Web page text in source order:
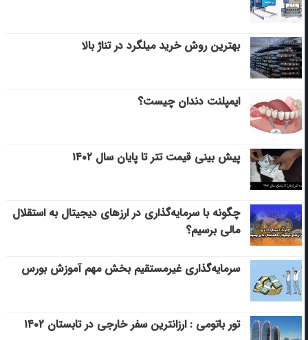
بهترین روش خرید میلگرد در تناژ بالا
ایمپلنت دندان چیست؟
پیش بینی قیمت تتر تا پایان سال ۱۴۰۲
چگونه با سرمایه‌گذاری در ارزهای دیجیتال به استقلال
مالی برسیم؟
سرمایه‌گذاری غیرمستقیم بخش مهم آموزش بورس
تور باتومی : ارزانترین سفر خارجی در تابستان ۱۴۰۲